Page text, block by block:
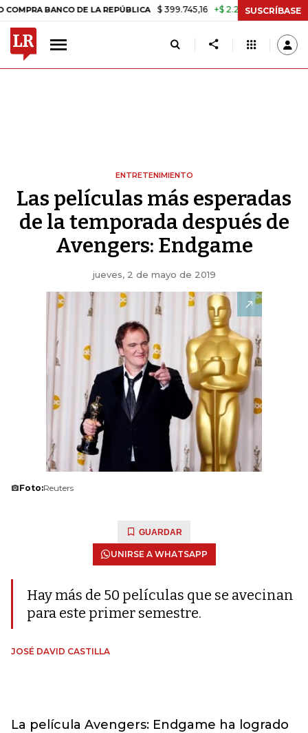
DE LA REPÚBLICA $ 399.745,16 +$ 2.295,71 +0,58% TASA
SUSCRÍBASE
ENTRETENIMIENTO
Las películas más esperadas
de la temporada después de
Avengers: Endgame
jueves, 2 de mayo de 2019
Foto:Reuters
GUARDAR
UNIRSE A WHATSAPP
Hay más de 50 películas que se avecinan
para este primer semestre.
JOSÉ DAVID CASTILLA
La película Avengers: Endgame ha logrado